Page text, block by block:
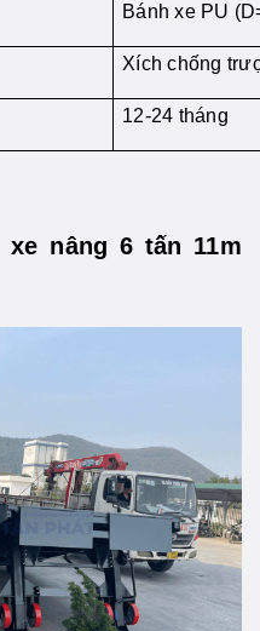
Bánh xe PU
Xích chống
12-24 tháng
nâng 6 tấn 11m